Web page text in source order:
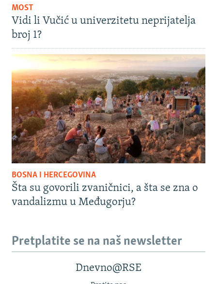
MOST
Vidi li Vučić u univerzitetu neprijatelja
broj 1?
BOSNA I HERCEGOVINA
Šta su govorili zvaničnici, a šta se zna o
vandalizmu u Međugorju?
Pretplatite se na naš newsletter
Dnevno@RSE